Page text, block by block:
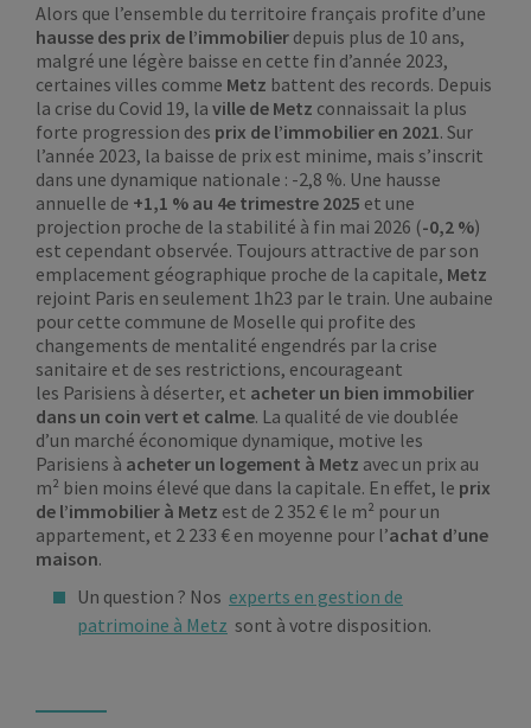
Alors que l’ensemble du territoire français profite d’une
hausse des prix de l’immobilier depuis plus de 10 ans,
malgré une légère baisse en cette fin d’année 2023,
certaines villes comme Metz battent des records. Depuis
la crise du Covid 19, la ville de Metz connaissait la plus
forte progression des prix de l’immobilier en 2021. Sur
l’année 2023, la baisse de prix est minime, mais s’inscrit
dans une dynamique nationale : -2,8 %. Une hausse
annuelle de +1,1 % au 4e trimestre 2025 et une
projection proche de la stabilité à fin mai 2026 (-0,2 %)
est cependant observée. Toujours attractive de par son
emplacement géographique proche de la capitale, Metz
rejoint Paris en seulement 1h23 par le train. Une aubaine
pour cette commune de Moselle qui profite des
changements de mentalité engendrés par la crise
sanitaire et de ses restrictions, encourageant
les Parisiens à déserter, et acheter un bien immobilier
dans un coin vert et calme. La qualité de vie doublée
d’un marché économique dynamique, motive les
Parisiens à acheter un logement à Metz avec un prix au
m² bien moins élevé que dans la capitale. En effet, le prix
de l’immobilier à Metz est de 2 352 € le m² pour un
appartement, et 2 233 € en moyenne pour l’achat d’une
maison.
Un question ? Nos experts en gestion de
patrimoine à Metz sont à votre disposition.